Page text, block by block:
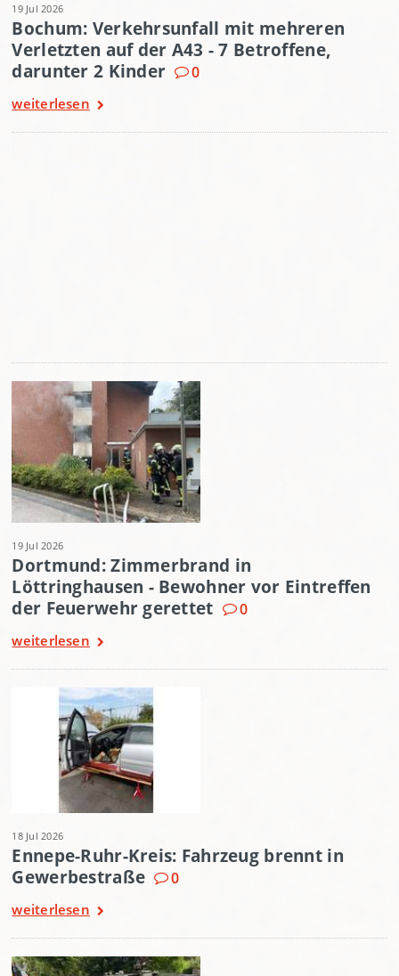
19 Jul 2026
Bochum: Verkehrsunfall mit mehreren
Verletzten auf der A43 - 7 Betroffene,
darunter 2 Kinder
0
weiterlesen
19 Jul 2026
Dortmund: Zimmerbrand in
Löttringhausen - Bewohner vor Eintreffen
der Feuerwehr gerettet
0
weiterlesen
18 Jul 2026
Ennepe-Ruhr-Kreis: Fahrzeug brennt in
Gewerbestraße
0
weiterlesen